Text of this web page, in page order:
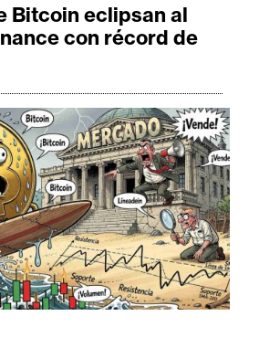
Bitcoin eclipsan al
con récord de